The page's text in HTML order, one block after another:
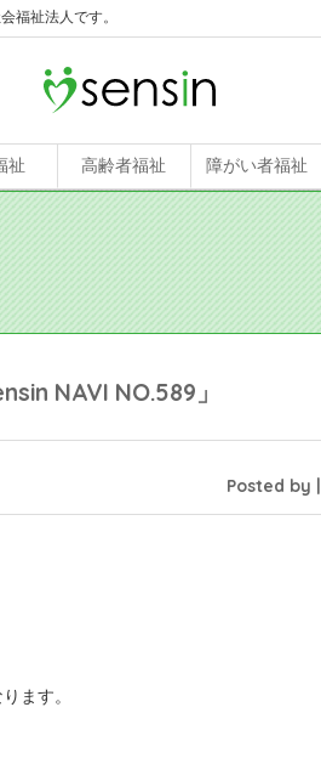
福祉法人です。
祉 高齢者福祉 障がい者福祉
NAVI NO.589」
Posted by |
ます。